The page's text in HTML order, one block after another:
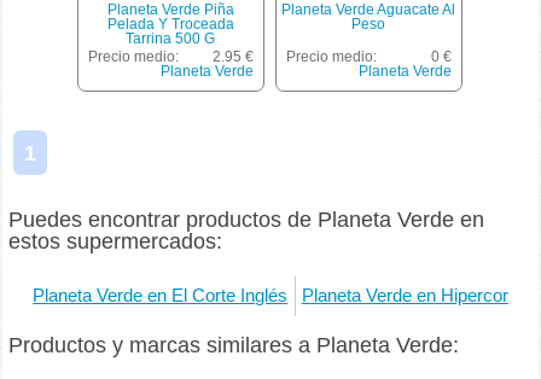
Planeta Verde Piña
Pelada Y Troceada
Tarrina 500 G
Precio medio:
2.95 €
Planeta Verde
Planeta Verde Aguacate Al
Peso
Precio medio:
0 €
Planeta Verde
1
Puedes encontrar productos de Planeta Verde en
estos supermercados:
Planeta Verde en El Corte Inglés Planeta Verde en Hipercor
Productos y marcas similares a Planeta Verde: